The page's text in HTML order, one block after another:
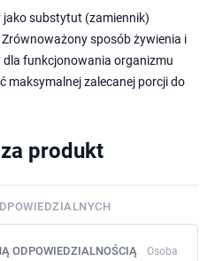
substytut (zamiennik)
sposób żywienia i
funkcjonowania organizmu
maksymalnej zalecanej porcji do
produkt
ODPOWIEDZIALNOŚCIĄ Osoba